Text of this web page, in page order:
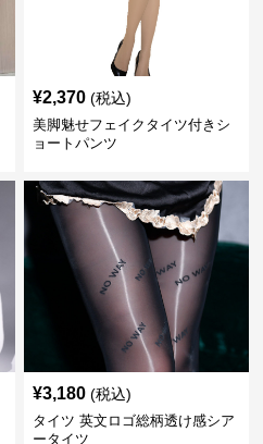
¥2,370 (税込)
美脚魅せフェイクタイツ付きシ
ョートパンツ
¥3,180 (税込)
タイツ 英文ロゴ総柄透け感シア
ータイツ